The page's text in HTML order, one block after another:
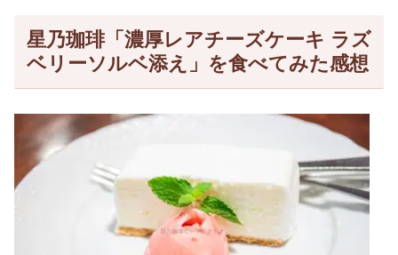
星乃珈琲「濃厚レアチーズケーキ ラズ
ベリーソルベ添え」を食べてみた感想